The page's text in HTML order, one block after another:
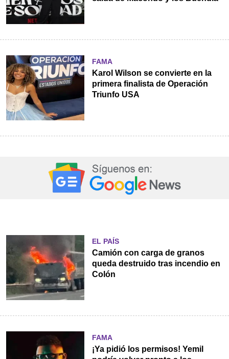
FAMA
Karol Wilson se convierte en la
primera finalista de Operación
Triunfo USA
EL PAÍS
Camión con carga de granos
queda destruido tras incendio en
Colón
FAMA
¡Ya pidió los permisos! Yemil